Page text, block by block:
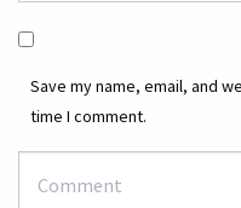
Save my name, email, and
time I comment.